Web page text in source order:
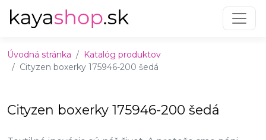
Úvodná stránka
Katalóg produktov
Cityzen boxerky 175946-200 šedá
Cityzen boxerky 175946-200 šedá